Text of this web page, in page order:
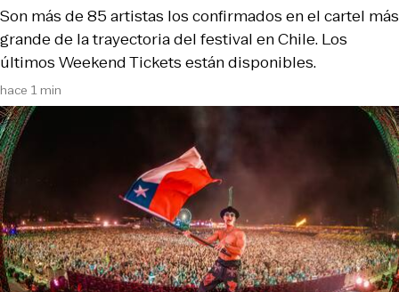
hace 1 min
Son más de 85 artistas los confirmados en el cartel más
grande de la trayectoria del festival en Chile. Los
últimos Weekend Tickets están disponibles.